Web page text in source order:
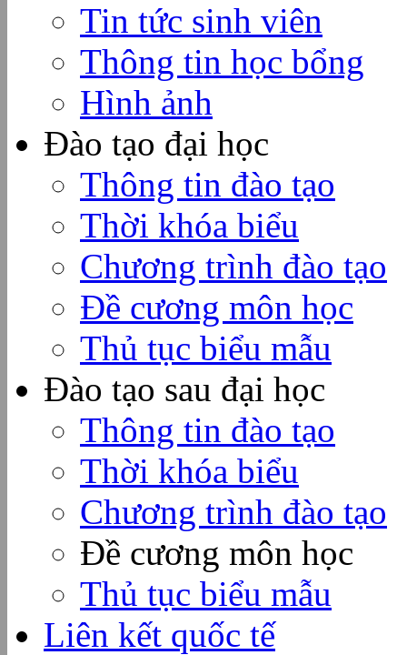
Tin tức sinh viên
Thông tin học bổng
Hình ảnh
Đào tạo đại học
Thông tin đào tạo
Thời khóa biểu
Chương trình đào tạo
Đề cương môn học
Thủ tục biểu mẫu
Đào tạo sau đại học
Thông tin đào tạo
Thời khóa biểu
Chương trình đào tạo
Đề cương môn học
Thủ tục biểu mẫu
Liên kết quốc tế